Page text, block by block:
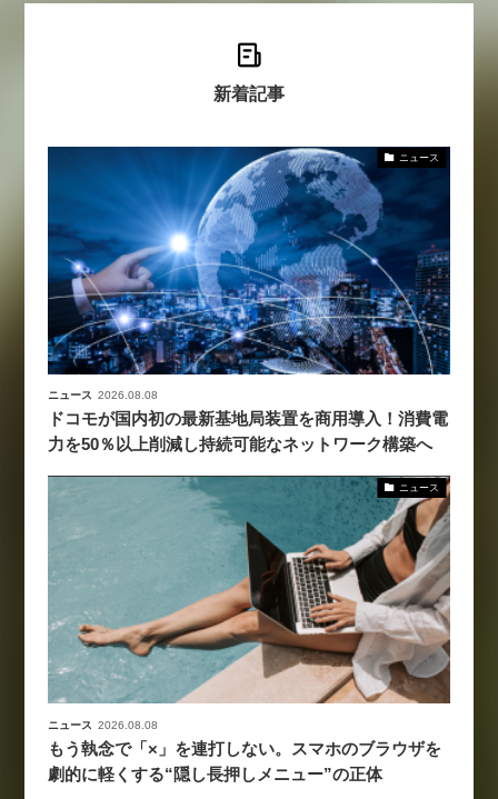
新着記事
ニュース
ニュース 2026.08.08
ドコモが国内初の最新基地局装置を商用導入！消費電
力を50％以上削減し持続可能なネットワーク構築へ
ニュース
ニュース 2026.08.08
もう執念で「×」を連打しない。スマホのブラウザを
劇的に軽くする“隠し長押しメニュー”の正体